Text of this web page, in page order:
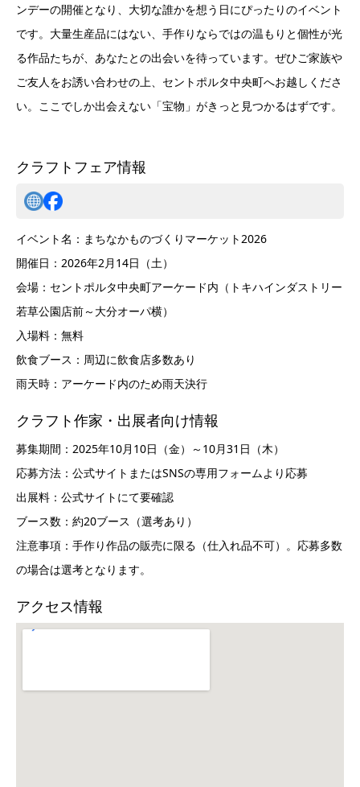
ンデーの開催となり、大切な誰かを想う日にぴったりのイベント
です。大量生産品にはない、手作りならではの温もりと個性が光
る作品たちが、あなたとの出会いを待っています。ぜひご家族や
ご友人をお誘い合わせの上、セントポルタ中央町へお越しくださ
い。ここでしか出会えない「宝物」がきっと見つかるはずです。
クラフトフェア情報
イベント名：まちなかものづくりマーケット2026
開催日：2026年2月14日（土）
会場：セントポルタ中央町アーケード内（トキハインダストリー
若草公園店前～大分オーパ横）
入場料：無料
飲食ブース：周辺に飲食店多数あり
雨天時：アーケード内のため雨天決行
クラフト作家・出展者向け情報
募集期間：2025年10月10日（金）～10月31日（木）
応募方法：公式サイトまたはSNSの専用フォームより応募
出展料：公式サイトにて要確認
ブース数：約20ブース（選考あり）
注意事項：手作り作品の販売に限る（仕入れ品不可）。応募多数
の場合は選考となります。
アクセス情報